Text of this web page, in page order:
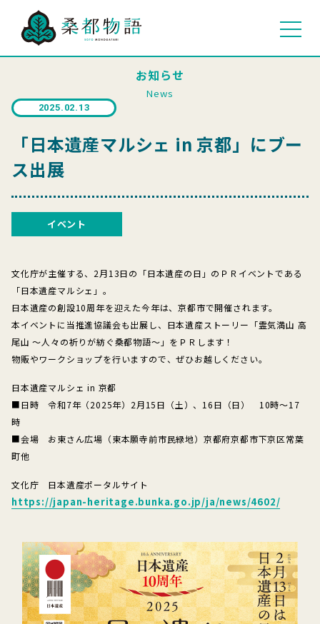
お知らせ
News
2025.02.13
「日本遺産マルシェ in 京都」にブー
ス出展
イベント
文化庁が主催する、2月13日の「日本遺産の日」のＰＲイベントである
「日本遺産マルシェ」。
日本遺産の創設10周年を迎えた今年は、京都市で開催されます。
本イベントに当推進協議会も出展し、日本遺産ストーリー「霊気満山 高
尾山 ～人々の祈りが紡ぐ桑都物語～」をＰＲします！
物販やワークショップを行いますので、ぜひお越しください。
日本遺産マルシェ in 京都
■日時 令和7年（2025年）2月15日（土）、16日（日） 10時～17
時
■会場 お東さん広場（東本願寺前市民緑地）京都府京都市下京区常葉
町他
文化庁 日本遺産ポータルサイト
https://japan-heritage.bunka.go.jp/ja/news/4602/